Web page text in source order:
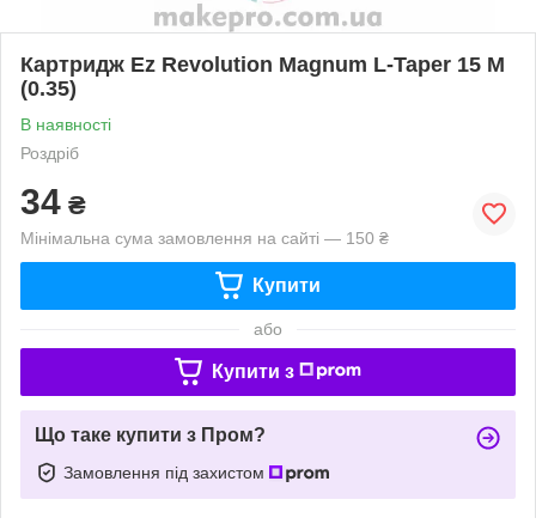
Картридж Ez Revolution Magnum L-Taper 15 M
(0.35)
В наявності
Роздріб
34 ₴
Мінімальна сума замовлення на сайті — 150 ₴
Купити
або
Купити з
Що таке купити з Пром?
Замовлення під захистом